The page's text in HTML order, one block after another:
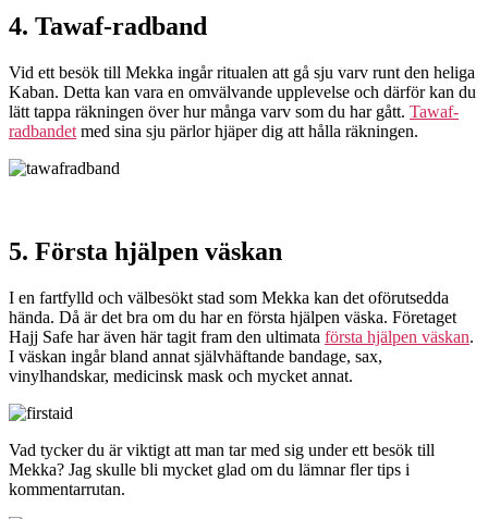
4. Tawaf-radband
Vid ett besök till Mekka ingår ritualen att gå sju varv runt den heliga
Kaban. Detta kan vara en omvälvande upplevelse och därför kan du
lätt tappa räkningen över hur många varv som du har gått. Tawaf-
radbandet med sina sju pärlor hjäper dig att hålla räkningen.
5. Första hjälpen väskan
I en fartfylld och välbesökt stad som Mekka kan det oförutsedda
hända. Då är det bra om du har en första hjälpen väska. Företaget
Hajj Safe har även här tagit fram den ultimata första hjälpen väskan.
I väskan ingår bland annat självhäftande bandage, sax,
vinylhandskar, medicinsk mask och mycket annat.
Vad tycker du är viktigt att man tar med sig under ett besök till
Mekka? Jag skulle bli mycket glad om du lämnar fler tips i
kommentarrutan.